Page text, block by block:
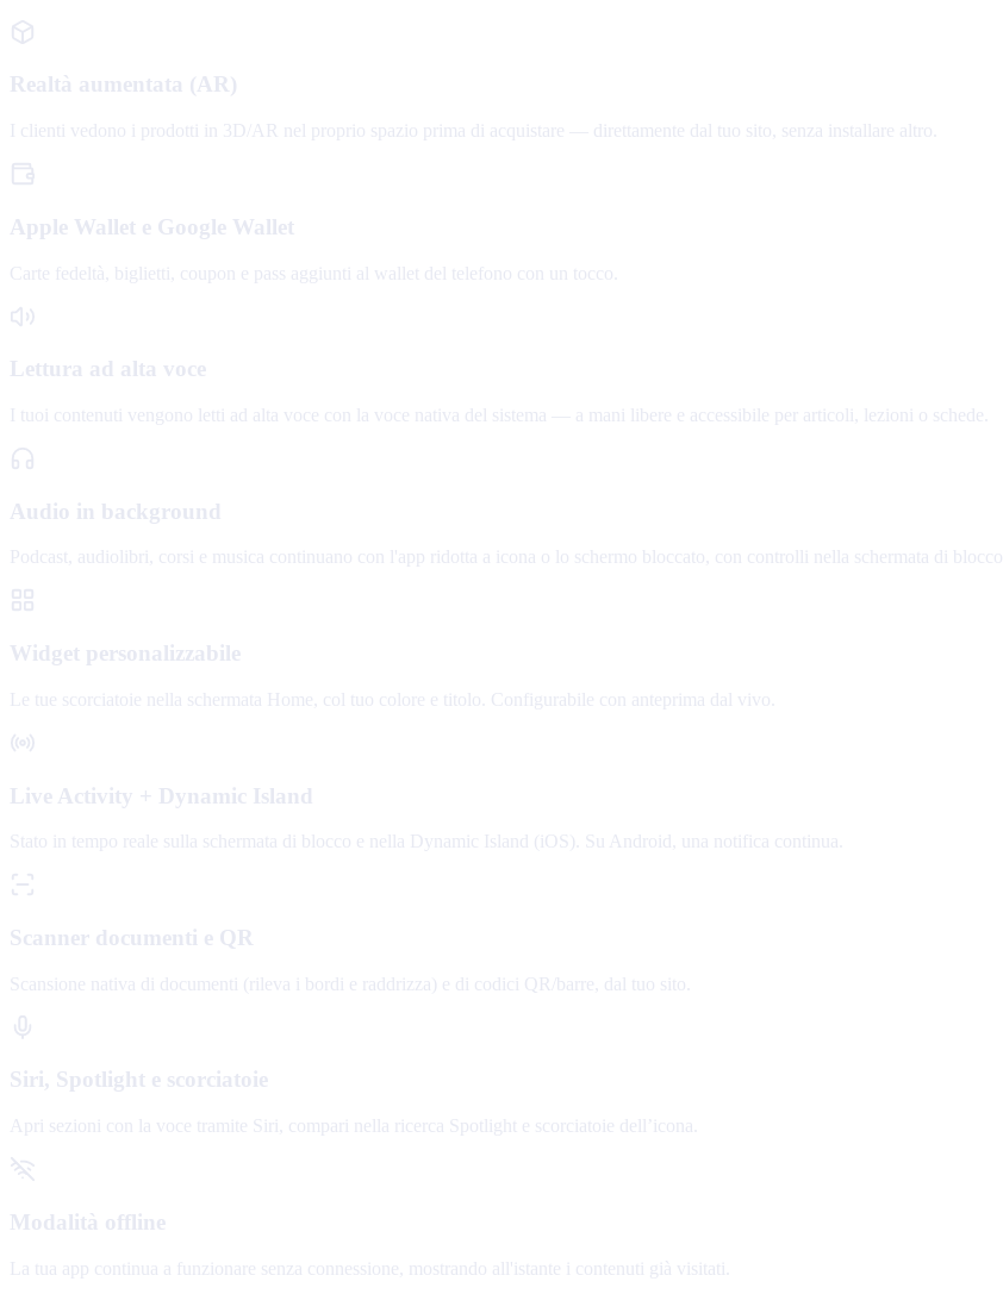
Realtà aumentata (AR)
I clienti vedono i prodotti in 3D/AR nel proprio spazio prima di acquistare — direttamente dal tuo sito, senza installare altro.
Apple Wallet e Google Wallet
Carte fedeltà, biglietti, coupon e pass aggiunti al wallet del telefono con un tocco.
Lettura ad alta voce
I tuoi contenuti vengono letti ad alta voce con la voce nativa del sistema — a mani libere e accessibile per articoli, lezioni o schede.
Audio in background
Podcast, audiolibri, corsi e musica continuano con l'app ridotta a icona o lo schermo bloccato, con controlli nella schermata di blocco.
Widget personalizzabile
Le tue scorciatoie nella schermata Home, col tuo colore e titolo. Configurabile con anteprima dal vivo.
Live Activity + Dynamic Island
Stato in tempo reale sulla schermata di blocco e nella Dynamic Island (iOS). Su Android, una notifica continua.
Scanner documenti e QR
Scansione nativa di documenti (rileva i bordi e raddrizza) e di codici QR/barre, dal tuo sito.
Siri, Spotlight e scorciatoie
Apri sezioni con la voce tramite Siri, compari nella ricerca Spotlight e scorciatoie dell’icona.
Modalità offline
La tua app continua a funzionare senza connessione, mostrando all'istante i contenuti già visitati.